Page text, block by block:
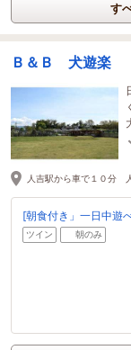
す
Ｂ＆Ｂ 犬遊楽
人吉駅から車で１０分
[朝食付き」一日中遊
ツイン 朝のみ